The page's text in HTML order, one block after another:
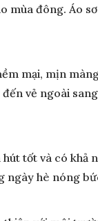
mùa đông. Áo
mại, mịn
vẻ ngoài
tốt và có khả
ngày hè nóng